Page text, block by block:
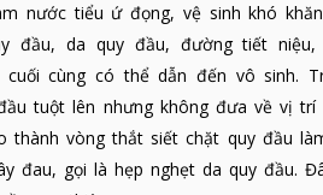
nước tiểu ứ đọng, vệ sinh khó
đầu, da quy đầu, đường tiết niệu,
cùng có thể dẫn đến vô sinh.
tuột lên nhưng không đưa về vị trí
thành vòng thắt siết chặt quy đầu
đau, gọi là hẹp nghẹt da quy đầu.